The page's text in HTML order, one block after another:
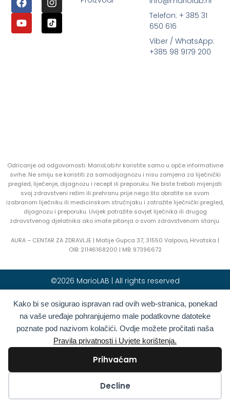
Kako bi se osigurao ispravan rad ovih web-stranica, ponekad
na vaše uređaje pohranjujemo male podatkovne datoteke
poznate pod nazivom kolačići. Ovdje možete pročitati naša
Pravila privatnosti i Uvjete korištenja.
Prihvaćam
Decline
Telefon: + 385 31
650 616
Viber / WhatsApp:
+385 98 9179 200
Odricanje od odgovornosti: MarioLab.hr koristite samo u opće informativne
svrhe. Ne smiju se koristiti za samodijagnozu i nisu zamjena za liječnički
pregled, liječenje, dijagnozu i recept ili preporuku. Ne biste trebali mijenjati
svoj zdravstveni režim ili prehranu prije nego što obratite se svom
izabranom liječniku ili medicinskom stručnjaku i zatražite liječnički pregled,
dijagnozu i preporuku. Uvijek potražite savjet liječnika ili drugog
zdravstvenog djelatnika ako imate pitanja o svom zdravstvenom stanju.
AURA – CENTAR ZA ZDRAVLJE | Matije Gupca 37, 31550 Valpovo, Hrvatska |
OIB: 21146168200 | MB: 97396672
©2026 MarioLAB | All rights reserved
Hrvatski English(Engleski)
Deutsch(Njemački) Polski(Poljski)
Română(Rumunjski) Italiano( Talijanski)
Български(Bugarski) Français(Francuski)
Grčki) Slovenčina